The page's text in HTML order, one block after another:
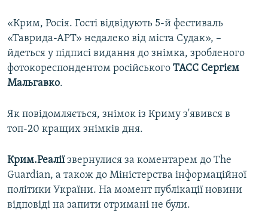
«Крим, Росія. Гості відвідують 5-й фестиваль
«Таврида-АРТ» недалеко від міста Судак», –
йдеться у підписі видання до знімка, зробленого
фотокореспондентом російського ТАСС Сергієм
Мальгавко.
Як повідомляється, знімок із Криму з'явився в
топ-20 кращих знімків дня.
Крим.Реаліїзвернулися за коментарем до The
Guardian, а також до Міністерства інформаційної
політики України. На момент публікації новини
відповіді на запити отримані не були.